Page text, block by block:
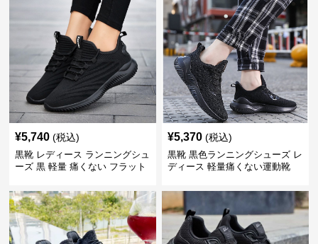
¥5,740 (税込)
黒靴 レディース ランニングシュ
ーズ 黒 軽量 痛くない フラット
¥5,370 (税込)
黒靴 黒色ランニングシューズ レ
ディース 軽量痛くない運動靴